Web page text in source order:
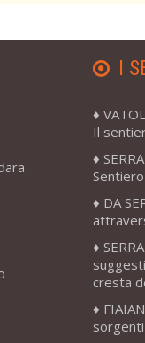
I
Il
DA
cresta